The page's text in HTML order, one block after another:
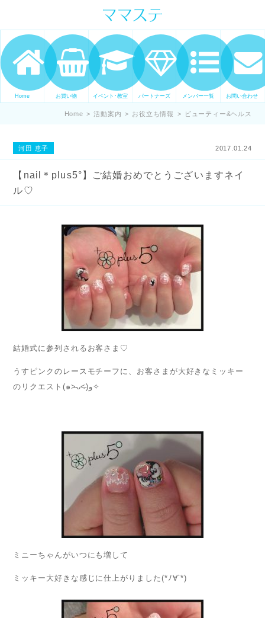
ママの才能発信します。 手づくり
表現ステージ ママステ スキル・セ
ンスを表現したいママが集まって
ます。
Home お買い物 イベント･教室 パートナーズ メンバー一覧 お問い合わせ
Home > 活動案内 > お役立ち情報 > ビューティー&ヘルス
河田 恵子 2017.01.24
【nail＊plus5°】ご結婚おめでとうございますネイ
ル♡
結婚式に参列されるお客さま♡
うすピンクのレースモチーフに、お客さまが大好きなミッキー
のリクエスト(๑˃̵ᴗ˂̵)و✧
ミニーちゃんがいつにも増して
ミッキー大好きな感じに仕上がりました(*ﾉ∀`*)